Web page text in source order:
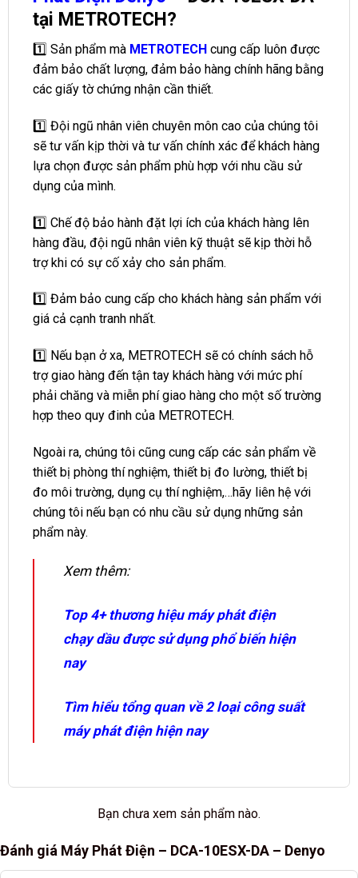
tại METROTECH?
1️⃣ Sản phẩm mà METROTECH cung cấp luôn được
đảm bảo chất lượng, đảm bảo hàng chính hãng bằng
các giấy tờ chứng nhận cần thiết.
1️⃣ Đội ngũ nhân viên chuyên môn cao của chúng tôi
sẽ tư vấn kịp thời và tư vấn chính xác để khách hàng
lựa chọn được sản phẩm phù hợp với nhu cầu sử
dụng của mình.
1️⃣ Chế độ bảo hành đặt lợi ích của khách hàng lên
hàng đầu, đội ngũ nhân viên kỹ thuật sẽ kịp thời hỗ
trợ khi có sự cố xảy cho sản phẩm.
1️⃣ Đảm bảo cung cấp cho khách hàng sản phẩm với
giá cả cạnh tranh nhất.
1️⃣ Nếu bạn ở xa, METROTECH sẽ có chính sách hỗ
trợ giao hàng đến tận tay khách hàng với mức phí
phải chăng và miễn phí giao hàng cho một số trường
hợp theo quy đinh của METROTECH.
Ngoài ra, chúng tôi cũng cung cấp các sản phẩm về
thiết bị phòng thí nghiệm, thiết bị đo lường, thiết bị
đo môi trường, dụng cụ thí nghiệm,…hãy liên hệ với
chúng tôi nếu bạn có nhu cầu sử dụng những sản
phẩm này.
Xem thêm:
Top 4+ thương hiệu máy phát điện
chạy dầu được sử dụng phổ biến hiện
nay
Tìm hiểu tổng quan về 2 loại công suất
máy phát điện hiện nay
Bạn chưa xem sản phẩm nào.
Đánh giá Máy Phát Điện – DCA-10ESX-DA – Denyo